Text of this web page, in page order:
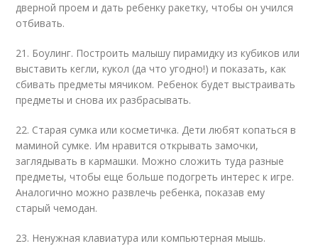
дверной проем и дать ребенку ракетку, чтобы он учился
отбивать.
21. Боулинг. Построить малышу пирамидку из кубиков или
выставить кегли, кукол (да что угодно!) и показать, как
сбивать предметы мячиком. Ребенок будет выстраивать
предметы и снова их разбрасывать.
22. Старая сумка или косметичка. Дети любят копаться в
маминой сумке. Им нравится открывать замочки,
заглядывать в кармашки. Можно сложить туда разные
предметы, чтобы еще больше подогреть интерес к игре.
Аналогично можно развлечь ребенка, показав ему
старый чемодан.
23. Ненужная клавиатура или компьютерная мышь.